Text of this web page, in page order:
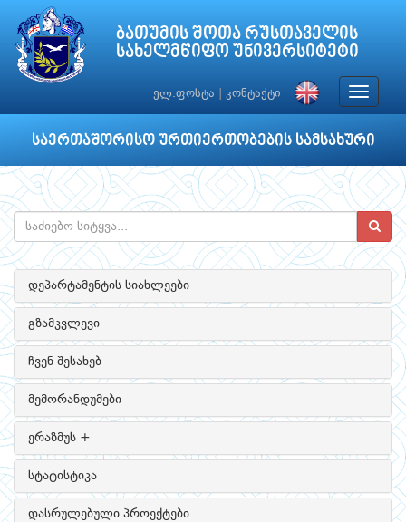
ბათუმის შოთა რუსთაველის
სახელმწიფო უნივერსიტეტი
ელ.ფოსტა კონტაქტი
Toggle
საერთაშორისო ურთიერთობების სამსახური
დეპარტამენტის სიახლეები
გზამკვლევი
ჩვენ შესახებ
მემორანდუმები
ერაზმუს +
სტატისტიკა
დასრულებული პროექტები